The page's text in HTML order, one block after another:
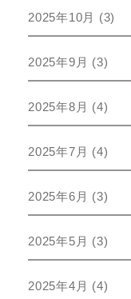
2025年10月 (3)
2025年9月 (3)
2025年8月 (4)
2025年7月 (4)
2025年6月 (3)
2025年5月 (3)
2025年4月 (4)